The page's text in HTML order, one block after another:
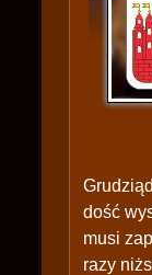
dość
musi
razy